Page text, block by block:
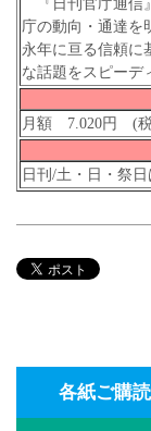
『日刊官庁通信
庁の動向・通達を
永年に亘る信頼に
な話題をスピーデ
月額 7.020円 (
日刊/土・日・祭日
各紙ご購